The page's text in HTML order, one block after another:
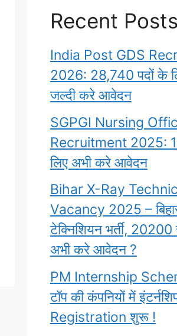
Recent Posts
India Post GDS
2026: 28,740 पदों के
जल्दी करे आवेदन
SGPGI Nursing
Recruitment 2025:
लिए अभी करे आवेदन
Bihar X-Ray
Vacancy 2025 –
टेक्निशियन भर्ती,
अभी करे आवेदन ?
PM Internship
टॉप की कंपनियों में
Registration शुरू !